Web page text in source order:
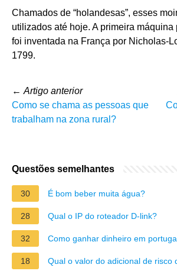
Chamados de “holandesas”, esses
utilizados até hoje. A primeira máquina
foi inventada na França por Nicholas-
1799.
← Artigo anterior
Como se chama as pessoas que
trabalham na zona rural?
Questões semelhantes
30 É bom beber muita água?
28 Qual o IP do roteador D-link?
32 Como ganhar dinheiro em
18 Qual o valor do adicional de risco